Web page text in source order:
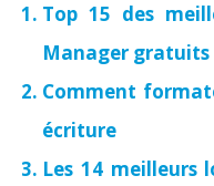
Top 15 des
Manager gratuits
Comment
écriture
Les 14 meilleurs